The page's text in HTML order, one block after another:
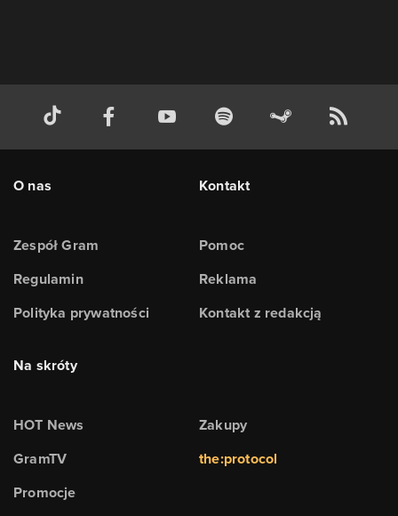
O nas
Zespół Gram
Regulamin
Polityka prywatności
Kontakt
Pomoc
Reklama
Kontakt z redakcją
Na skróty
HOT News
GramTV
Promocje
Zakupy
the:protocol